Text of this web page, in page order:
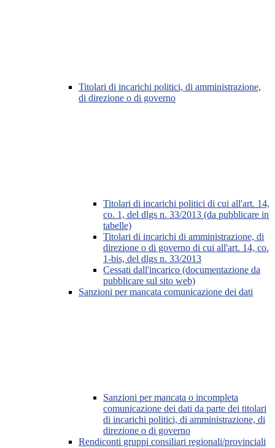
Titolari di incarichi politici, di amministrazione,
di direzione o di governo
Titolari di incarichi politici di cui all'art. 14,
co. 1, del dlgs n. 33/2013 (da pubblicare in
tabelle)
Titolari di incarichi di amministrazione, di
direzione o di governo di cui all'art. 14, co.
1-bis, del dlgs n. 33/2013
Cessati dall'incarico (documentazione da
pubblicare sul sito web)
Sanzioni per mancata comunicazione dei dati
Sanzioni per mancata o incompleta
comunicazione dei dati da parte dei titolari
di incarichi politici, di amministrazione, di
direzione o di governo
Rendiconti gruppi consiliari regionali/provinciali